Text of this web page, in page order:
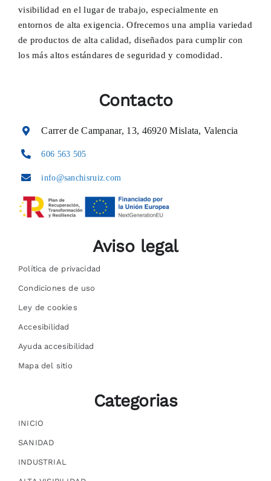
visibilidad en el lugar de trabajo, especialmente en
entornos de alta exigencia. Ofrecemos una amplia variedad
de productos de alta calidad, diseñados para cumplir con
los más altos estándares de seguridad y comodidad.
Contacto
Carrer de Campanar, 13, 46920 Mislata, Valencia
606 563 505
info@sanchisruiz.com
Aviso legal
Política de privacidad
Condiciones de uso
Ley de cookies
Accesibilidad
Ayuda accesibilidad
Mapa del sitio
Categorias
INICIO
SANIDAD
INDUSTRIAL